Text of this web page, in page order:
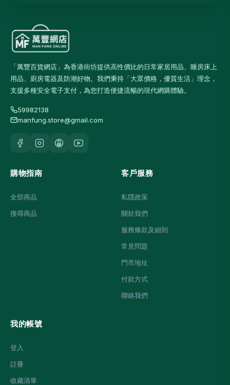
「萬豐百貨網店」為香港街坊提供高性價比的日常家居用品、睡房床上
用品、廚房電器及防潮好物。我們秉持「大眾價格，優質生活」理念，
支援多種安全電子支付，為您打造便捷流暢的現代網購體驗。
59982138
manfung.store@gmail.com
購物指南
全部商品
搜尋商品
客戶服務
私隱政策
關於我們
服務條款及細則
常見問題
門市地址
付款方式
聯絡我們
我的帳號
登入
註冊
收藏清單